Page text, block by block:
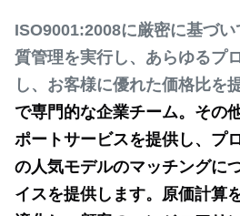
ISO9001:2008に厳密に基づ
質管理を実行し、あらゆるプ
し、お客様に優れた価格比を
で専門的な企業チーム。その
ポートサービスを提供し、プ
の人気モデルのマッチングに
イスを提供します。原価計算